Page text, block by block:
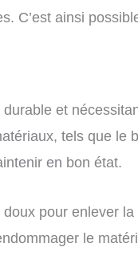
C’est ainsi
et
tels que le
en bon état.
pour enlever
le